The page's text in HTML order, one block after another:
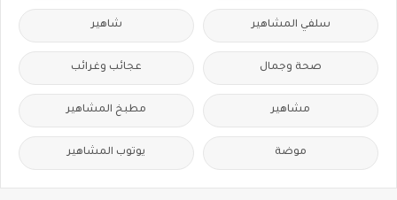
سلفي المشاهير شاهير
صحة وجمال عجائب وغرائب
مشاهير مطبخ المشاهير
موضة يوتوب المشاهير